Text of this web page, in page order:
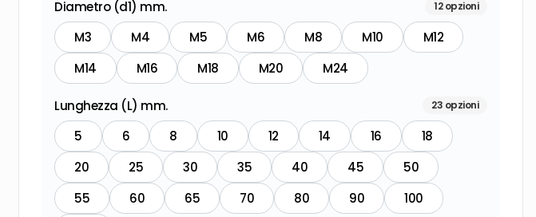
Diametro (d1) mm. 12 opzioni
M3 M4 M5 M6 M8 M10
M12
M14
M16 M18 M20 M24
Lunghezza (L) mm. 23 opzioni
5 6 8 10 12 14 16
18
20
25 30 35 40 45
50
55
60 65 70 80 90
100